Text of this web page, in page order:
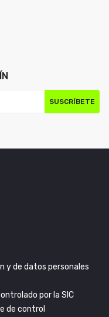
SUSCRÍBETE
y de datos personales
por la SIC
de control